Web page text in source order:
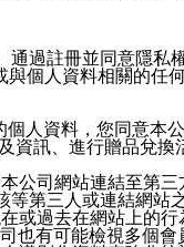
過註冊並同意隱私
個人資料相關的任
人資料，您同意本
資訊、進行贈品兌
公司網站連結至第
第三人或連結網站
或過去在網站上的
有可能檢視多個會